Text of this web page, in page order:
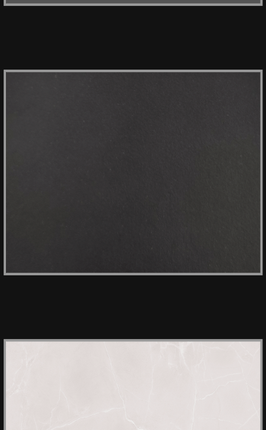
HPL OSTUNI 421
HPL LAVAGNA 879